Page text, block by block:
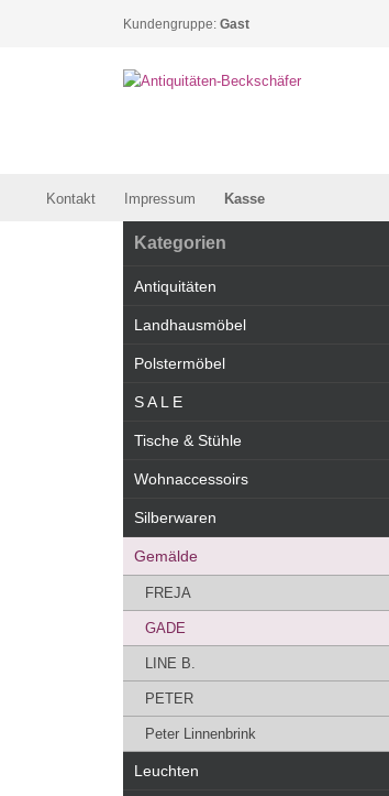
Kundengruppe: Gast
Kontakt Impressum Kasse
Kategorien
Antiquitäten
Landhausmöbel
Polstermöbel
S A L E
Tische & Stühle
Wohnaccessoirs
Silberwaren
Gemälde
FREJA
GADE
LINE B.
PETER
Peter Linnenbrink
Leuchten